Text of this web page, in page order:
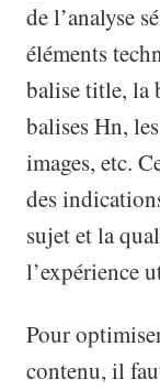
de l’analyse
éléments
balise title, la
balises Hn,
images, etc.
des
sujet et la
l’expérience
Pour
contenu, il